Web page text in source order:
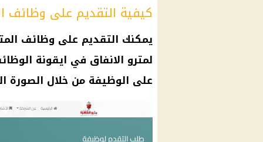
كيفية التقديم على وظائف
يمكنك التقديم على وظائف
لمترو الانفاق في ايقونة
على الوظيفة من خلال الصورة